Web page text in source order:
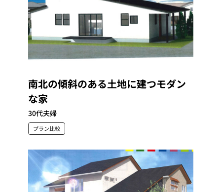
南北の傾斜のある土地に建つモダン
な家
30代夫婦
プラン比較